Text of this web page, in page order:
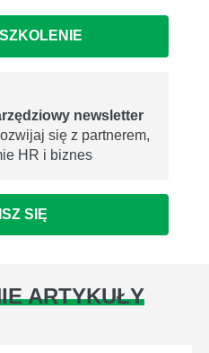
newsletter
się z partnerem,
HR i biznes
SIĘ
ARTYKUŁY